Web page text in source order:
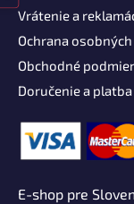
Vrátenie a
Ochrana
Obchodné
Doručenie a platba
E-shop pre